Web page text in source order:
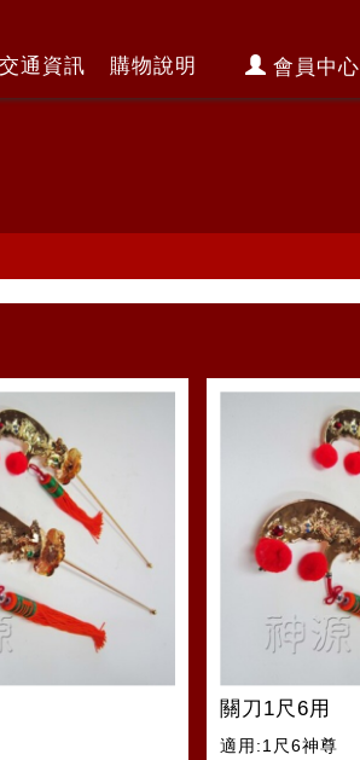
會員中心
交通資訊 購物說明
關刀1尺6用
適用:1尺6神尊